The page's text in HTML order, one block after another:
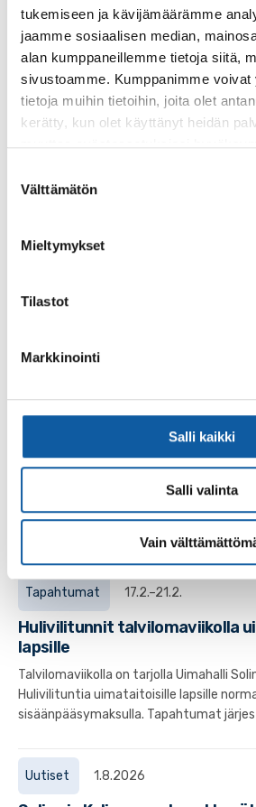
tukemiseen ja kävijämäärämme
jaamme sosiaalisen median,
alan kumppaneillemme tietoja siitä,
sivustoamme. Kumppanimme voivat
tietoja muihin tietoihin, joita olet
kerätty, kun olet käyttänyt heidän
valinta
Välttämätön
Mieltymykset
Tilastot
Markkinointi
Salli kaikki
Salli valinta
Vain
erikoisohjelmapäivän. Solina ja Kolina...
Tapahtumat 7.11. klo 18:00–21:00
Halloween-uinnit Solinassa
perjantaina.
Palvelut
oppilaalle
pääsee maksutta uimahalliin maksavan
Uimahalli Solinan ja kuntosali
aukioloajat 1.1.-24.5.2026
Soveltavan liikunnan järjestäminen
ilman erillisiä sijaisjärjestelyjä, vaikuttaa
Tapahtumat 17.2.–21.2.
Hulivilitunnit talvilomaviikolla
lapsille
Talvilomaviikolla on tarjolla Uimahalli
Hulivilituntia uimataitoisille lapsille
sisäänpääsymaksulla. Tapahtumat
Uutiset 1.8.2026